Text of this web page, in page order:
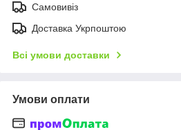
Самовивіз
Доставка Укрпоштою
Всі умови доставки
Умови оплати